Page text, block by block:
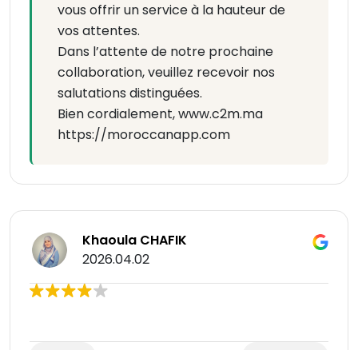
vous offrir un service à la hauteur de
vos attentes.
Dans l’attente de notre prochaine
collaboration, veuillez recevoir nos
salutations distinguées.
Bien cordialement, www.c2m.ma
https://moroccanapp.com
Khaoula CHAFIK
2026.04.02